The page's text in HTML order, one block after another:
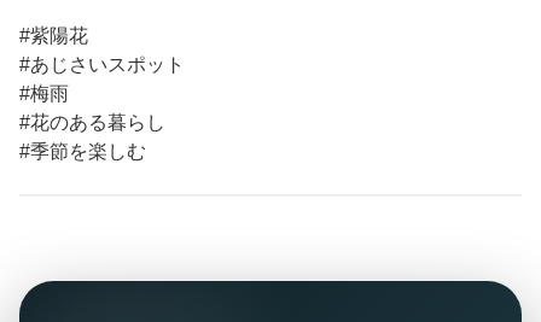
#紫陽花
#あじさいスポット
#梅雨
#花のある暮らし
#季節を楽しむ